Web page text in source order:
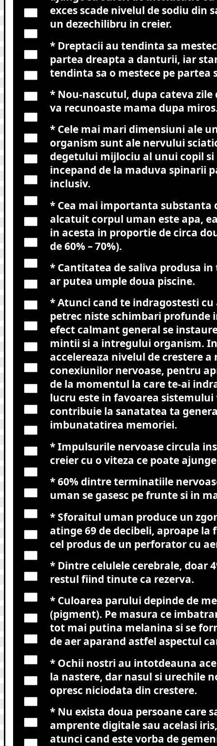
exces scade nivelul de sodiu din
un dezechilibru in creier.
* Dreptacii au tendinta sa
partea dreapta a danturii, iar
tendinta sa o mestece pe partea
* Nou-nascutul, dupa cateva zile
va recunoaste mama dupa
* Cele mai mari dimensiuni ale
organism sunt ale nervului
degetului mijlociu al unui copil si
incepand de la maduva spinarii
inclusiv.
* Cea mai importanta substanta
alcatuit corpul uman este apa,
in acesta in proportie de circa
de 60% – 70%).
* Cantitatea de saliva produsa
ar putea umple doua piscine.
* Atunci cand te indragostesti cu
petrec niste schimbari profunde
efect calmant general se
mintii si a intregului organism.
accelereaza nivelul de crestere a
conexiunilor nervoase, pentru
de la momentul la care te-ai
lucru este in favoarea sistemului
contribuie la sanatatea ta
imbunatatirea memoriei.
* Impulsurile nervoase circula
creier cu o viteza ce poate
* 60% dintre terminatiile
uman se gasesc pe frunte si in
* Sforaitul uman produce un
atinge 69 de decibeli, aproape la
cel produs de un perforator cu
* Dintre celulele cerebrale, doar
restul fiind tinute ca rezerva.
* Culoarea parului depinde de
(pigment). Pe masura ce
tot mai putina melanina si se
de aer aparand astfel aspectul
* Ochii nostri au intotdeauna
la nastere, dar nasul si urechile
opresc niciodata din crestere.
* Nu exista doua persoane care
amprente digitale sau acelasi
atunci cand este vorba de